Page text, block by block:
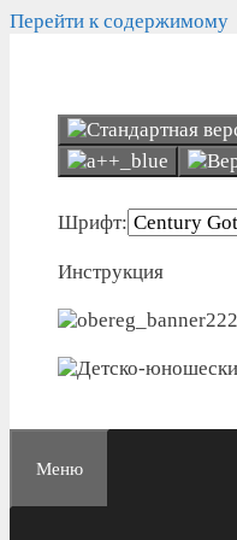
Перейти к содержимому
Шрифт:
Инструкция
Меню